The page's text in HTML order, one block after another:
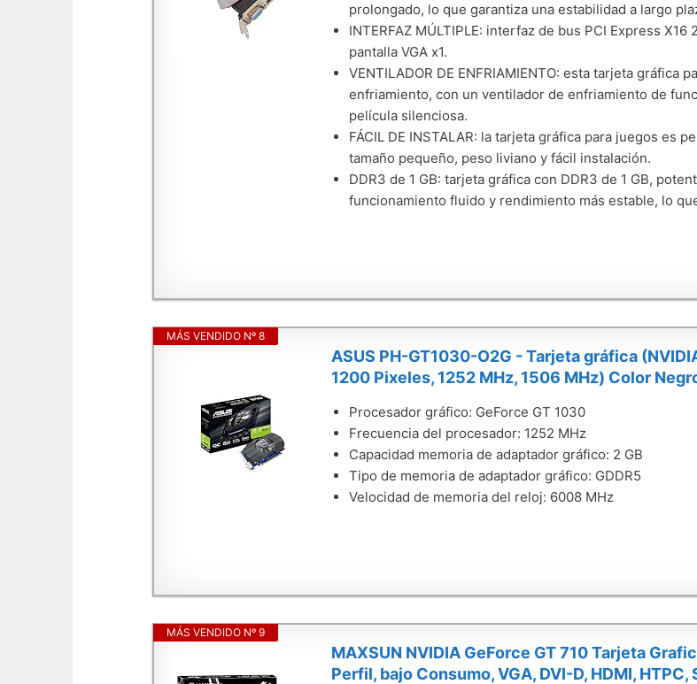
prolongado, lo que garantiza una estabilidad a largo
INTERFAZ MÚLTIPLE: interfaz de bus PCI Express
pantalla VGA x1.
VENTILADOR DE ENFRIAMIENTO: esta tarjeta
enfriamiento, con un ventilador de enfriamiento de
película silenciosa.
FÁCIL DE INSTALAR: la tarjeta gráfica para juegos es
tamaño pequeño, peso liviano y fácil instalación.
DDR3 de 1 GB: tarjeta gráfica con DDR3 de 1 GB,
funcionamiento fluido y rendimiento más estable, lo
MÁS VENDIDO Nº 8
ASUS PH-GT1030-O2G - Tarjeta gráfica
1200 Pixeles, 1252 MHz, 1506 MHz) Color
Procesador gráfico: GeForce GT 1030
Frecuencia del procesador: 1252 MHz
Capacidad memoria de adaptador gráfico: 2 GB
Tipo de memoria de adaptador gráfico: GDDR5
Velocidad de memoria del reloj: 6008 MHz
MÁS VENDIDO Nº 9
MAXSUN NVIDIA GeForce GT 710 Tarjeta
Perfil, bajo Consumo, VGA, DVI-D, HDMI,